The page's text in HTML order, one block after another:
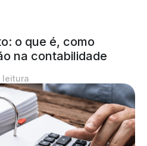
o que é, como
na contabilidade
leitura